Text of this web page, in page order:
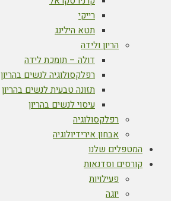
רייקי
תטא הילינג
הריון ולידה
דולה – תומכת לידה
רפלקסולוגיה לנשים בהריון
תזונה טבעית לנשים בהריון
עיסוי לנשים בהריון
רפלקסולוגיה
אבחון אירידיולוגיה
המטפלים שלנו
קורסים וסדנאות
פעילויות
יוגה